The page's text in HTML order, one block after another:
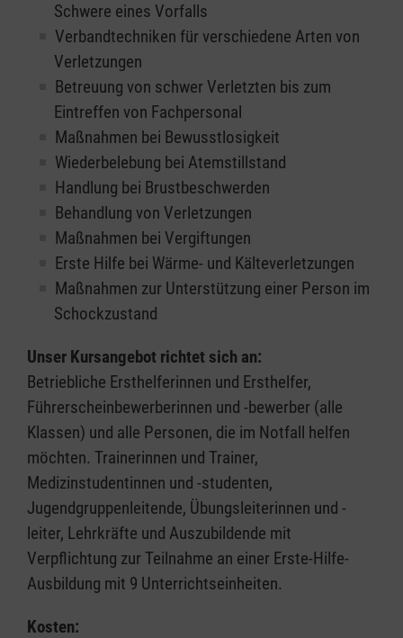
Schwere eines Vorfalls
Verbandtechniken für verschiedene Arten von
Verletzungen
Betreuung von schwer Verletzten bis zum
Eintreffen von Fachpersonal
Maßnahmen bei Bewusstlosigkeit
Wiederbelebung bei Atemstillstand
Handlung bei Brustbeschwerden
Behandlung von Verletzungen
Maßnahmen bei Vergiftungen
Erste Hilfe bei Wärme- und Kälteverletzungen
Maßnahmen zur Unterstützung einer Person im
Schockzustand
Unser Kursangebot richtet sich an:
Betriebliche Ersthelferinnen und Ersthelfer,
Führerscheinbewerberinnen und -bewerber (alle
Klassen) und alle Personen, die im Notfall helfen
möchten. Trainerinnen und Trainer,
Medizinstudentinnen und -studenten,
Jugendgruppenleitende, Übungsleiterinnen und -
leiter, Lehrkräfte und Auszubildende mit
Verpflichtung zur Teilnahme an einer Erste-Hilfe-
Ausbildung mit 9 Unterrichtseinheiten.
Kosten: